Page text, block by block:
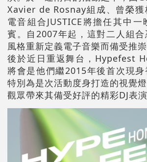
Xavier de Rosnay組成、曾榮獲
電音組合JUSTICE將擔任其中
賓。自2007年起，這對二人組
風格重新定義電子音樂而備受推
後於近日重返舞台，Hypefest
將會是他們繼2015年後首次現
特別為是次活動度身打造的視覺
觀眾帶來其備受好評的精彩DJ表演